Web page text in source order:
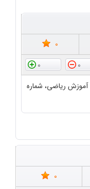
0
0
0
ریاضی، شماره
0